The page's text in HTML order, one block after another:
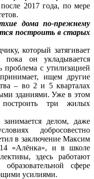
2017 года, по мере
дома по-прежнему
построить в старых
который затягивает
пока он укладывается
проблема с утилизацией
ищем другие
– во 2 и 5 кварталах
зданиями. Уже в этом
три жилых
делом, даже
добросовестно
в заключение Максим
«Алёнка», и в школе
здесь работают
сфере
усилиями.